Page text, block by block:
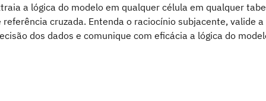
a lógica do modelo em qualquer célula em qualquer
referência cruzada. Entenda o raciocínio subjacente, valide a
dos dados e comunique com eficácia a lógica do